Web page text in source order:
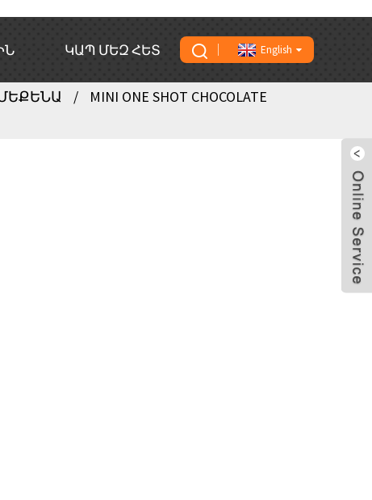
ԿԱՊ ՄԵԶ ՀԵՏ English
MINI ONE SHOT CHOCOLATE